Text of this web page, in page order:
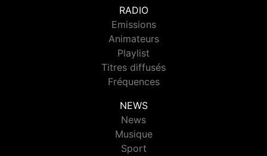
RADIO
Emissions
Animateurs
Playlist
Titres diffusés
Fréquences
NEWS
News
Musique
Sport